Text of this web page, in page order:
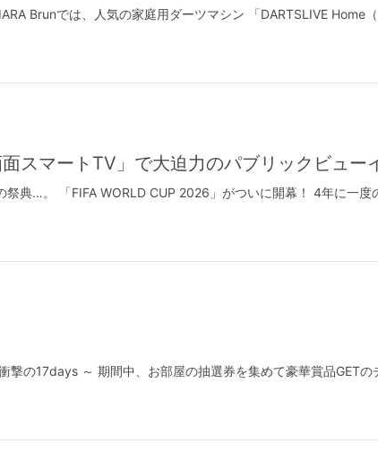
Brunでは、人気の家庭用ダーツマシン 「DARTSLIVE Home
スマートTV」で大迫力のパブリックビュー
典…。 「FIFA WORLD CUP 2026」がついに開幕！ 4年に一度
撃の17days ～ 期間中、お部屋の抽選券を集めて豪華賞品GET